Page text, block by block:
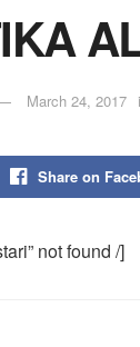
March 24, 2017
Share on
not found /]